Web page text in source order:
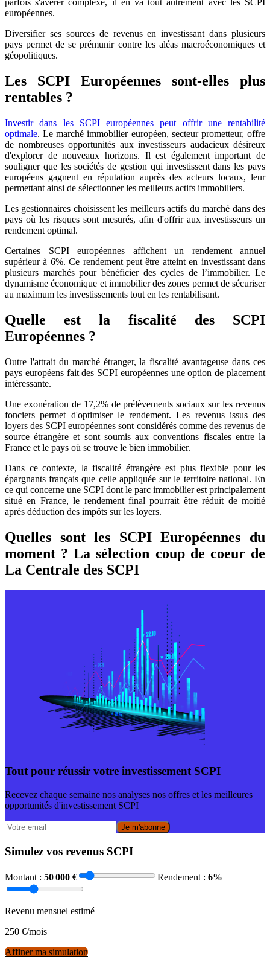
parfois s'avérer complexe, il en va tout autrement avec les SCPI
européennes.
Diversifier ses sources de revenus en investissant dans plusieurs
pays permet de se prémunir contre les aléas macroéconomiques et
géopolitiques.
Les SCPI Européennes sont-elles plus
rentables ?
Investir dans les SCPI européennes peut offrir une rentabilité
optimale. Le marché immobilier européen, secteur prometteur, offre
de nombreuses opportunités aux investisseurs audacieux désireux
d'explorer de nouveaux horizons. Il est également important de
souligner que les sociétés de gestion qui investissent dans les pays
européens gagnent en réputation auprès des acteurs locaux, leur
permettant ainsi de sélectionner les meilleurs actifs immobiliers.
Les gestionnaires choisissent les meilleurs actifs du marché dans des
pays où les risques sont mesurés, afin d'offrir aux investisseurs un
rendement optimal.
Certaines SCPI européennes affichent un rendement annuel
supérieur à 6%. Ce rendement peut être atteint en investissant dans
plusieurs marchés pour bénéficier des cycles de l’immobilier. Le
dynamisme économique et immobilier des zones permet de sécuriser
au maximum les investissements tout en les rentabilisant.
Quelle est la fiscalité des SCPI
Européennes ?
Outre l'attrait du marché étranger, la fiscalité avantageuse dans ces
pays européens fait des SCPI européennes une option de placement
intéressante.
Une exonération de 17,2% de prélèvements sociaux sur les revenus
fonciers permet d'optimiser le rendement. Les revenus issus des
loyers des SCPI européennes sont considérés comme des revenus de
source étrangère et sont soumis aux conventions fiscales entre la
France et le pays où se trouve le bien immobilier.
Dans ce contexte, la fiscalité étrangère est plus flexible pour les
épargnants français que celle appliquée sur le territoire national. En
ce qui concerne une SCPI dont le parc immobilier est principalement
situé en France, le rendement final pourrait être réduit de moitié
après déduction des impôts sur les loyers.
Quelles sont les SCPI Européennes du
moment ? La sélection coup de coeur de
La Centrale des SCPI
Tout pour réussir votre investissement SCPI
Recevez chaque semaine nos analyses nos offres et les meilleures
opportunités d'investissement SCPI
Je m'abonne
Simulez vos revenus SCPI
Montant : 50 000 € Rendement : 6%
Revenu mensuel estimé
250 €/mois
Affiner ma simulation